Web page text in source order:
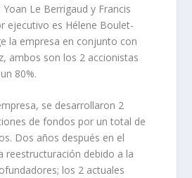
Le Berrigaud y Francis
ejecutivo es Hélene Boulet-
la empresa en conjunto con
ambos son los 2 accionistas
80%.
se desarrollaron 2
de fondos por un total de
Dos años después en el
reestructuración debido a la
los 2 actuales